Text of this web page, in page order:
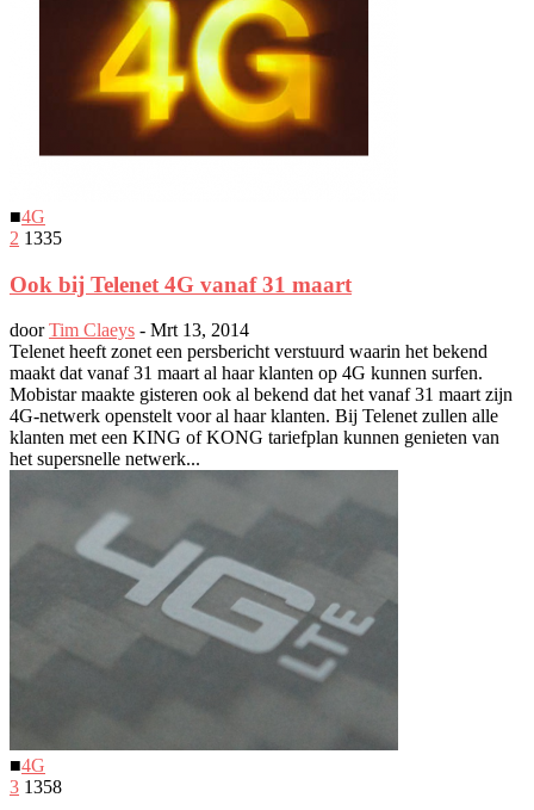
■4G
2 1335
Ook bij Telenet 4G vanaf 31 maart
doorTim Claeys - Mrt 13, 2014
Telenet heeft zonet een persbericht verstuurd waarin het bekend
maakt dat vanaf 31 maart al haar klanten op 4G kunnen surfen.
Mobistar maakte gisteren ook al bekend dat het vanaf 31 maart zijn
4G-netwerk openstelt voor al haar klanten. Bij Telenet zullen alle
klanten met een KING of KONG tariefplan kunnen genieten van
het supersnelle netwerk...
■4G
3 1358